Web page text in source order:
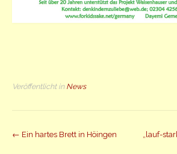
Veröffentlicht in News
Beitrag
← Ein hartes Brett in Höingen
„lauf-